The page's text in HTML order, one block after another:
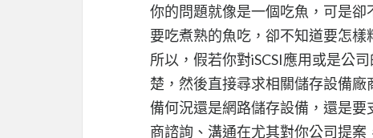
你的問題就像是一個吃魚，可是
要吃煮熟的魚吃，卻不知道要怎樣
所以，假若你對iSCSI應用或是公
楚，然後直接尋求相關儲存設備
備何況還是網路儲存設備，還是
商諮詢、溝通在尤其對你公司提